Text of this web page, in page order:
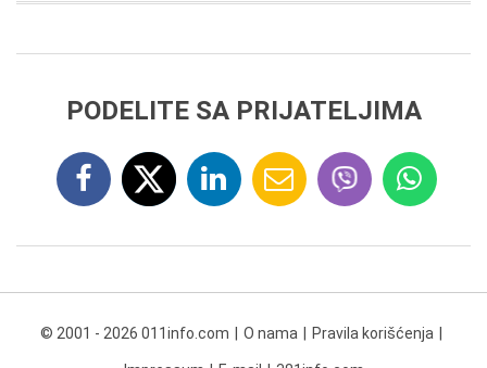
PODELITE SA PRIJATELJIMA
© 2001 - 2026 011info.com O nama Pravila korišćenja